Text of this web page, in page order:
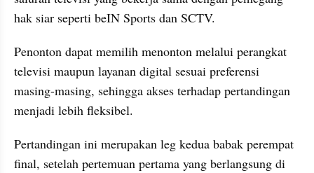
hak siar seperti beIN Sports dan SCTV.
Penonton dapat memilih menonton melalui perangkat
televisi maupun layanan digital sesuai preferensi
masing-masing, sehingga akses terhadap pertandingan
menjadi lebih fleksibel.
Pertandingan ini merupakan leg kedua babak perempat
final, setelah pertemuan pertama yang berlangsung di